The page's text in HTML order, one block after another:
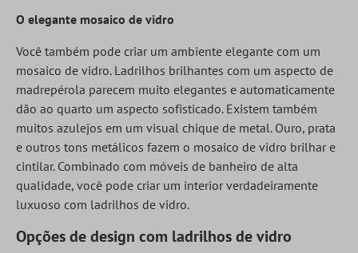
O elegante mosaico de vidro
Você também pode criar um ambiente elegante com um
mosaico de vidro. Ladrilhos brilhantes com um aspecto de
madrepérola parecem muito elegantes e automaticamente
dão ao quarto um aspecto sofisticado. Existem também
muitos azulejos em um visual chique de metal. Ouro, prata
e outros tons metálicos fazem o mosaico de vidro brilhar e
cintilar. Combinado com móveis de banheiro de alta
qualidade, você pode criar um interior verdadeiramente
luxuoso com ladrilhos de vidro.
Opções de design com ladrilhos de vidro